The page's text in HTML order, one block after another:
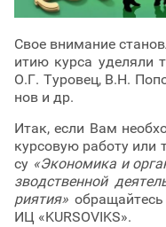
Свое внимание
итию курса уделяли
О.Г. Туровец, В.Н.
нов и др.
Итак, если Вам
курсовую работу или
су «Экономика и
зводственной
риятия»
ИЦ «KURSOVIKS».